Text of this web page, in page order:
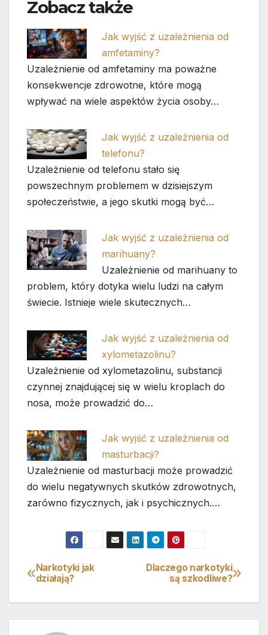
Zobacz także
Jak wyjść z uzależnienia od
amfetaminy?
Uzależnienie od amfetaminy ma poważne
konsekwencje zdrowotne, które mogą
wpływać na wiele aspektów życia osoby…
Jak wyjść z uzależnienia od
telefonu?
Uzależnienie od telefonu stało się
powszechnym problemem w dzisiejszym
społeczeństwie, a jego skutki mogą być…
Jak wyjść z uzależnienia od
marihuany?
Uzależnienie od marihuany to
problem, który dotyka wielu ludzi na całym
świecie. Istnieje wiele skutecznych…
Jak wyjść z uzależnienia od
xylometazolinu?
Uzależnienie od xylometazolinu, substancji
czynnej znajdującej się w wielu kroplach do
nosa, może prowadzić do…
Jak wyjść z uzależnienia od
masturbacji?
Uzależnienie od masturbacji może prowadzić
do wielu negatywnych skutków zdrowotnych,
zarówno fizycznych, jak i psychicznych.…
Nawigacja
wpisu
Dlaczego narkotyki
są szkodliwe?
Narkotyki jak
działają?